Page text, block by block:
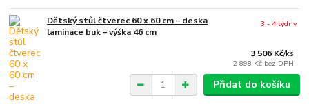
Dětský stůl čtverec 60 x 60 cm – deska
laminace buk – výška 46 cm
3 506 Kč/ks
2 898 Kč bez DPH
3 - 4 týdny
Přidat do košíku